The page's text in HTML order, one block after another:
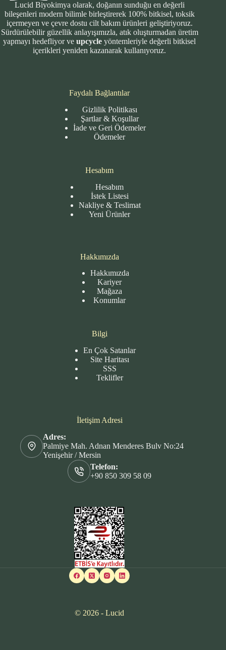
Lucid Biyokimya olarak, doğanın sunduğu en değerli
bileşenleri modern bilimle birleştirerek 100% bitkisel, toksik
içermeyen ve çevre dostu cilt bakım ürünleri geliştiriyoruz.
Sürdürülebilir güzellik anlayışımızla, atık oluşturmadan üretim
yapmayı hedefliyor veupcycle yöntemleriyle değerli bitkisel
içerikleri yeniden kazanarak kullanıyoruz.
Faydalı Bağlantılar
Gizlilik Politikası
Şartlar & Koşullar
İade ve Geri Ödemeler
Ödemeler
Hesabım
Hesabım
İstek Listesi
Nakliye & Teslimat
Yeni Ürünler
Hakkımızda
Hakkımızda
Kariyer
Mağaza
Konumlar
Bilgi
En Çok Satanlar
Site Haritası
SSS
Teklifler
İletişim Adresi
Adres:
Palmiye Mah. Adnan Menderes Bulv No:24
Yenişehir / Mersin
Telefon:
+90 850 309 58 09
© 2026 - Lucid